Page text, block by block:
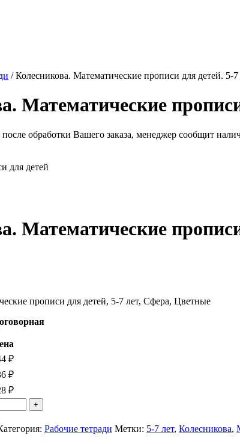
/ Колесникова. Математические прописи для детей. 5-
Математические
обработки Вашего заказа, менеджер сообщит
для детей
Математические
прописи для детей, 5-7 лет, Сфера, Цветные
₽
₽
₽
Рабочие тетради Метки: 5-7 лет, Колесникова,